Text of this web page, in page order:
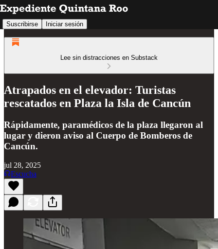
Suscribirse Iniciar sesión
Lee sin distracciones en Substack
Atrapados en el elevador: Turistas
rescatados en Plaza la Isla de Cancún
Rápidamente, paramédicos de la plaza llegaron al
lugar y dieron aviso al Cuerpo de Bomberos de
Cancún.
jul 28, 2025
Escucha